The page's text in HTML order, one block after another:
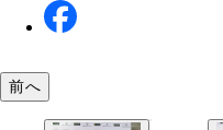
前へ